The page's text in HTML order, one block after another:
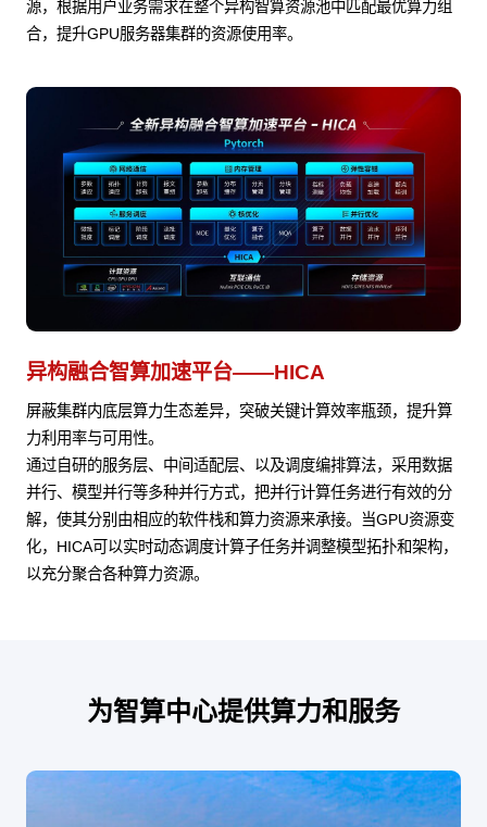
源，根据用户业务需求在整个异构智算资源池中匹配最优算力组
合，提升GPU服务器集群的资源使用率。
异构融合智算加速平台——HICA
屏蔽集群内底层算力生态差异，突破关键计算效率瓶颈，提升算
力利用率与可用性。
通过自研的服务层、中间适配层、以及调度编排算法，采用数据
并行、模型并行等多种并行方式，把并行计算任务进行有效的分
解，使其分别由相应的软件栈和算力资源来承接。当GPU资源变
化，HICA可以实时动态调度计算子任务并调整模型拓扑和架构，
以充分聚合各种算力资源。
为智算中心提供算力和服务